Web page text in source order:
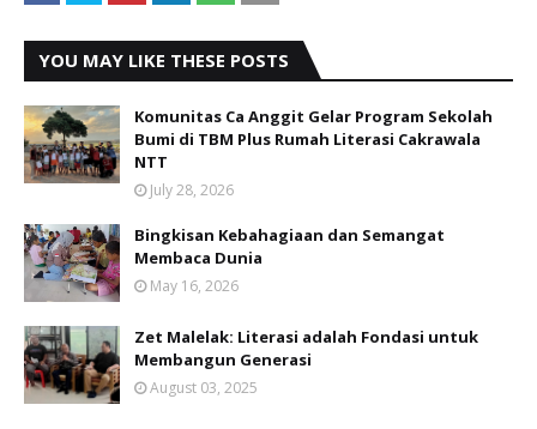
YOU MAY LIKE THESE POSTS
Komunitas Ca Anggit Gelar Program Sekolah
Bumi di TBM Plus Rumah Literasi Cakrawala
NTT
July 28, 2026
Bingkisan Kebahagiaan dan Semangat
Membaca Dunia
May 16, 2026
Zet Malelak: Literasi adalah Fondasi untuk
Membangun Generasi
August 03, 2025